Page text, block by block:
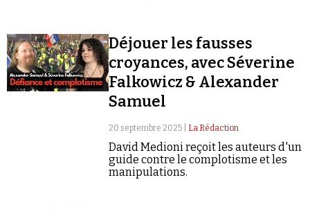
Déjouer les fausses
croyances, avec Séverine
Falkowicz & Alexander
Samuel
20 septembre 2025 | La Rédaction
David Medioni reçoit les auteurs d'un
guide contre le complotisme et les
manipulations.